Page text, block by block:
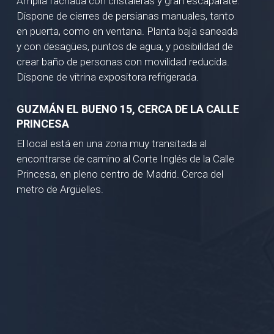
Dispone de cierres de persianas manuales, tanto
en puerta, como en ventana. Planta baja saneada
y con desagües, puntos de agua, y posibilidad de
crear baño de personas con movilidad reducida.
Dispone de vitrina expositora refrigerada.
GUZMÁN EL BUENO 15, CERCA DE LA CALLE
PRINCESA
El local está en una zona muy transitada al
encontrarse de camino al Corte Inglés de la Calle
Princesa, en pleno centro de Madrid. Cerca del
metro de Argüelles.